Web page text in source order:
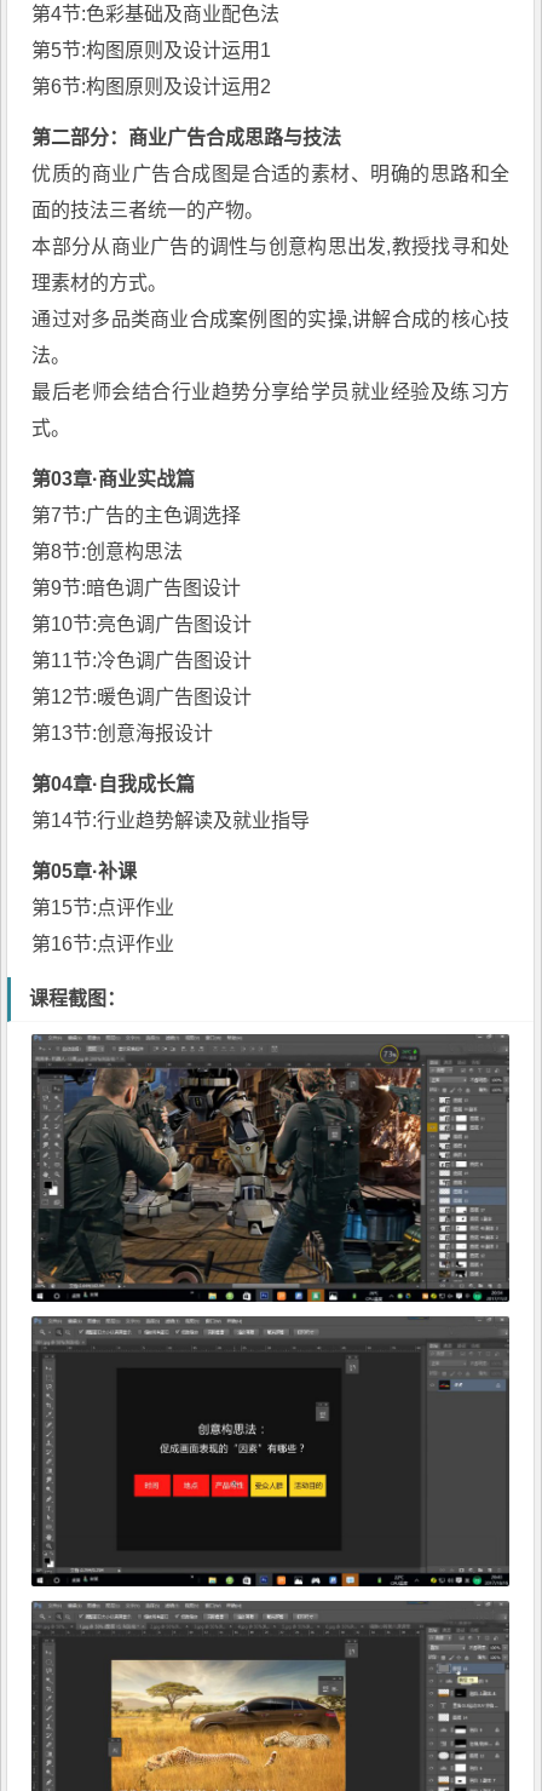
第4节:色彩基础及商业配色法
第5节:构图原则及设计运用1
第6节:构图原则及设计运用2
第二部分：商业广告合成思路与技法
优质的商业广告合成图是合适的素材、明确的思路和全
面的技法三者统一的产物。
本部分从商业广告的调性与创意构思出发,教授找寻和处
理素材的方式。
通过对多品类商业合成案例图的实操,讲解合成的核心技
法。
最后老师会结合行业趋势分享给学员就业经验及练习方
式。
第03章·商业实战篇
第7节:广告的主色调选择
第8节:创意构思法
第9节:暗色调广告图设计
第10节:亮色调广告图设计
第11节:冷色调广告图设计
第12节:暖色调广告图设计
第13节:创意海报设计
第04章·自我成长篇
第14节:行业趋势解读及就业指导
第05章·补课
第15节:点评作业
第16节:点评作业
课程截图：